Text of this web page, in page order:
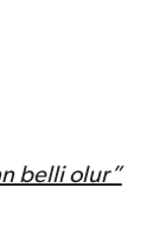
belli olur”